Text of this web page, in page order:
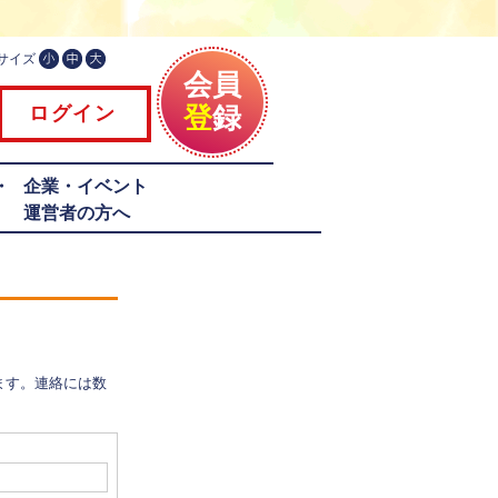
イズ
ログイン
会員
登録
・
企業・イベント
運営者の方へ
す。連絡には数